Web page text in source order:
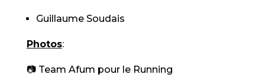
Guillaume Soudais
Photos:
📷 Team Afum pour le Running